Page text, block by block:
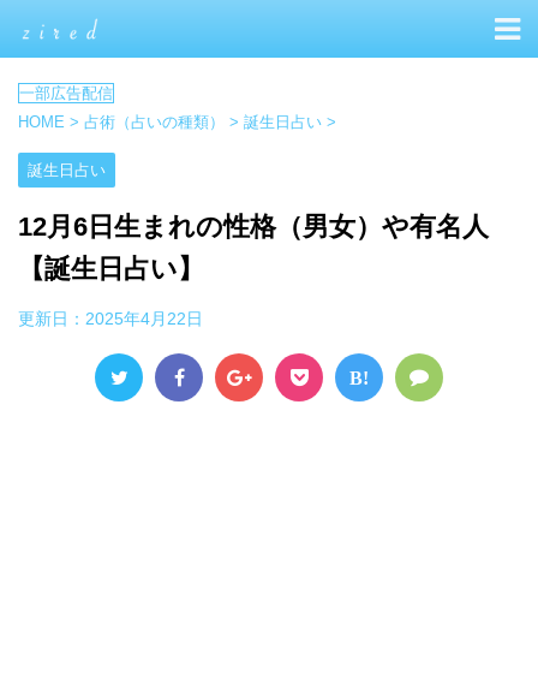
HOME > 占術（占いの種類） > 誕生日占い >
誕生日占い
12月6日生まれの性格（男女）や有名人
【誕生日占い】
更新日： 2025年4月22日
B!